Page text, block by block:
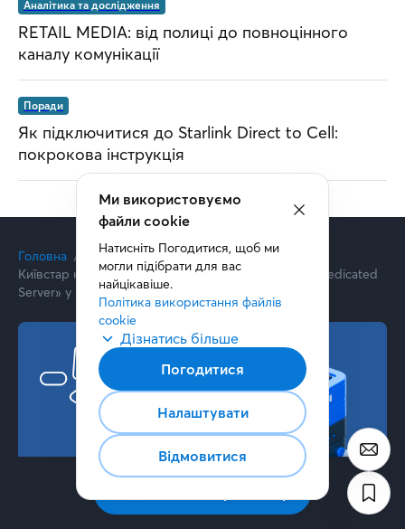
Аналітика та дослідження
RETAIL MEDIA: від полиці до повноцінного
каналу комунікації
Поради
Як підключитися до Starlink Direct to Cell:
покрокова інструкція
Головна Статті
Новини
Київстар надає клієнтам 50% знижку на послугу «Dedicated
Server» у Kyivstar Cloud
Ми використовуємо
файли cookie
Натисніть Погодитися, щоб ми
могли підібрати для вас
найцікавіше.
Політика використання файлів
cookie
Дізнатись більше
Погодитися
Налаштувати
Відмовитися